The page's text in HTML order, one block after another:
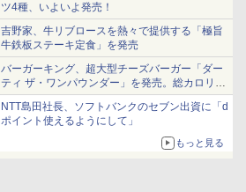
ツ4種、いよいよ発売！
吉野家、牛リブロースを熱々で提供する「極旨
牛鉄板ステーキ定食」を発売
バーガーキング、超大型チーズバーガー「ダー
ティ ザ・ワンパウンダー」を発売。総カロリー
約1656kcal、総重量約527g！
NTT島田社長、ソフトバンクのセブン出資に「d
ポイント使えるようにして」
もっと見る